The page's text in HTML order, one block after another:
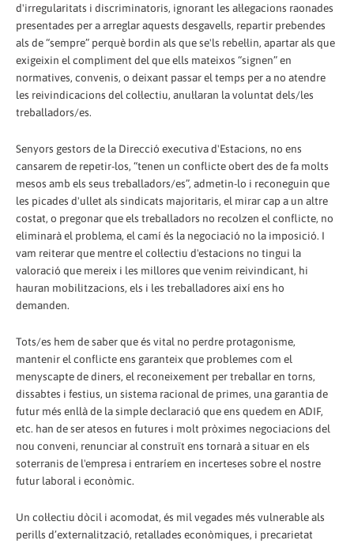
d'irregularitats i discriminatoris, ignorant les al·legacions raonades
presentades per a arreglar aquests desgavells, repartir prebendes
als de “sempre” perquè bordin als que se'ls rebel·lin, apartar als que
exigeixin el compliment del que ells mateixos “signen” en
normatives, convenis, o deixant passar el temps per a no atendre
les reivindicacions del col·lectiu, anul·laran la voluntat dels/les
treballadors/es.
Senyors gestors de la Direcció executiva d'Estacions, no ens
cansarem de repetir-los, “tenen un conflicte obert des de fa molts
mesos amb els seus treballadors/es”, admetin-lo i reconeguin que
les picades d'ullet als sindicats majoritaris, el mirar cap a un altre
costat, o pregonar que els treballadors no recolzen el conflicte, no
eliminarà el problema, el camí és la negociació no la imposició. I
vam reiterar que mentre el col·lectiu d'estacions no tingui la
valoració que mereix i les millores que venim reivindicant, hi
hauran mobilitzacions, els i les treballadores així ens ho
demanden.
Tots/es hem de saber que és vital no perdre protagonisme,
mantenir el conflicte ens garanteix que problemes com el
menyscapte de diners, el reconeixement per treballar en torns,
dissabtes i festius, un sistema racional de primes, una garantia de
futur més enllà de la simple declaració que ens quedem en ADIF,
etc. han de ser atesos en futures i molt pròximes negociacions del
nou conveni, renunciar al construït ens tornarà a situar en els
soterranis de l'empresa i entraríem en incerteses sobre el nostre
futur laboral i econòmic.
Un col·lectiu dòcil i acomodat, és mil vegades més vulnerable als
perills d’externalització, retallades econòmiques, i precarietat